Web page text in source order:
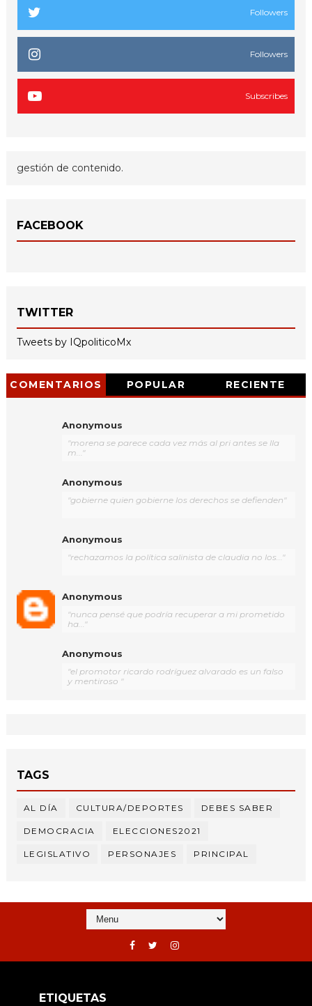
Followers
Followers
Subscribes
gestión de contenido.
FACEBOOK
TWITTER
Tweets by IQpoliticoMx
COMENTARIOS POPULAR RECIENTE
Anonymous
"morena se parece cada vez más al pri antes se lla
m..."
Anonymous
"gobierne quien gobierne los derechos se defienden"
Anonymous
"rechazamos la política salinista de claudia no los..."
Anonymous
"nunca pensé que podría recuperar a mi prometido
ha..."
Anonymous
"el promotor ricardo rodríguez alvarado es un falso
y mentiroso "
TAGS
AL DÍA CULTURA/DEPORTES DEBES SABER
DEMOCRACIA ELECCIONES2021
LEGISLATIVO PERSONAJES PRINCIPAL
ETIQUETAS